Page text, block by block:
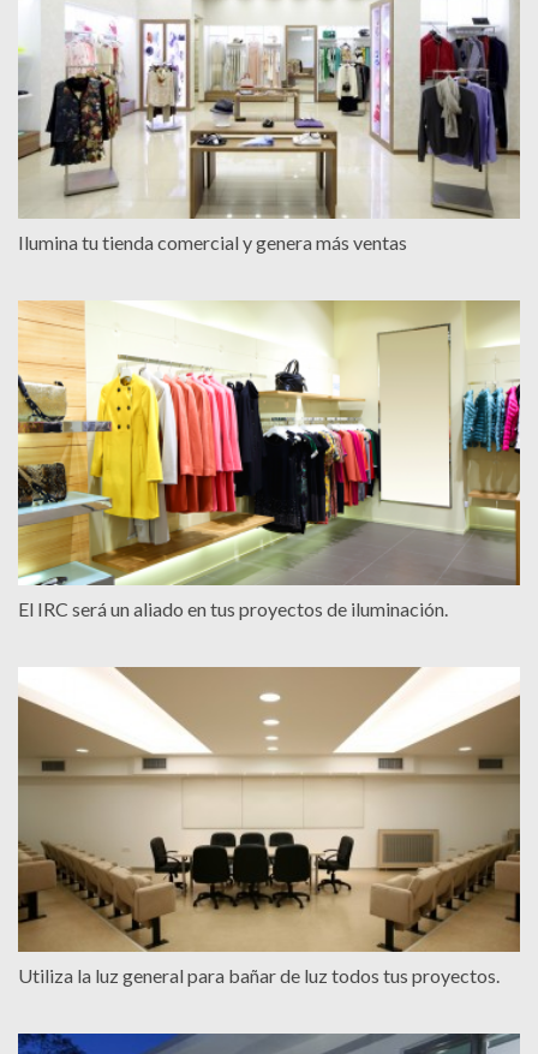
Ilumina tu tienda comercial y genera más ventas
El IRC será un aliado en tus proyectos de iluminación.
Utiliza la luz general para bañar de luz todos tus proyectos.